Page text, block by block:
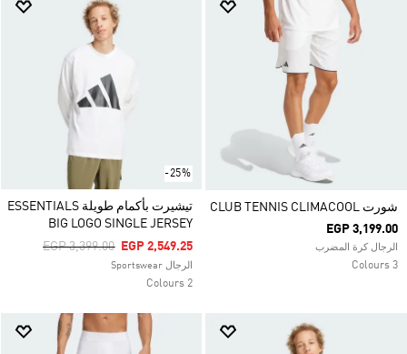
شورت CLUB TENNIS CLIMACOOL
EGP 3,199.00
الرجال كرة المضرب
3 Colours
-25%
تيشيرت بأكمام طويلة ESSENTIALS
BIG LOGO SINGLE JERSEY
Price Reduced From
EGP 3,399.00ToEGP 2,549.25
الرجال Sportswear
2 Colours